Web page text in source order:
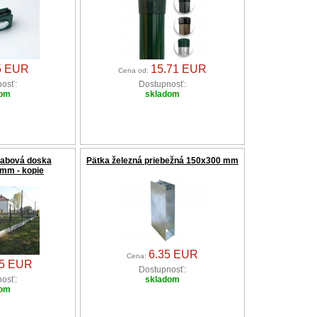
EUR Cena od: 15.71 EUR
Dostupnosť:
skladom
doska
- kopie
EUR
Pätka železná priebežná 150x300 mm
Cena: 6.35 EUR
Dostupnosť:
skladom